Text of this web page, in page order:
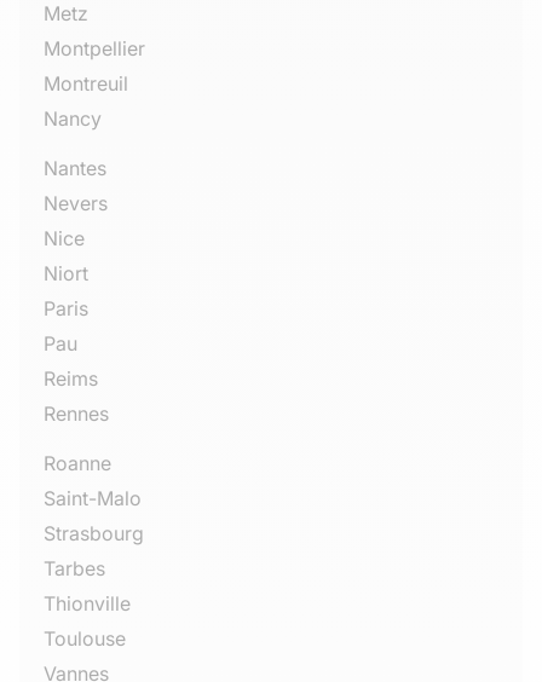
Metz
Montpellier
Montreuil
Nancy
Nantes
Nevers
Nice
Niort
Paris
Pau
Reims
Rennes
Roanne
Saint-Malo
Strasbourg
Tarbes
Thionville
Toulouse
Vannes